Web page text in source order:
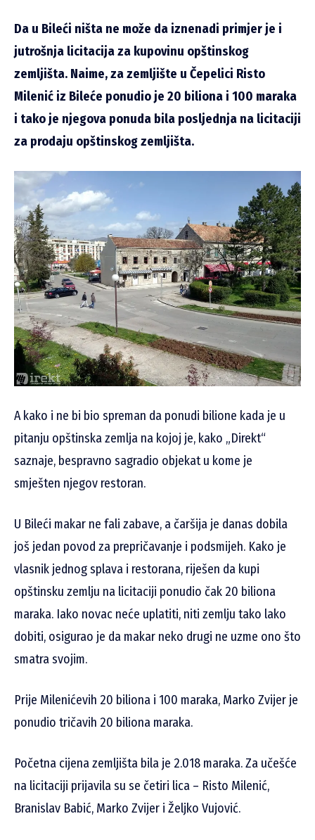
Da u Bileći ništa ne može da iznenadi primjer je i
jutrošnja licitacija za kupovinu opštinskog
zemljišta. Naime, za zemljište u Čepelici Risto
Milenić iz Bileće ponudio je 20 biliona i 100 maraka
i tako je njegova ponuda bila posljednja na licitaciji
za prodaju opštinskog zemljišta.
A kako i ne bi bio spreman da ponudi bilione kada je u
pitanju opštinska zemlja na kojoj je, kako „Direkt“
saznaje, bespravno sagradio objekat u kome je
smješten njegov restoran.
U Bileći makar ne fali zabave, a čaršija je danas dobila
još jedan povod za prepričavanje i podsmijeh. Kako je
vlasnik jednog splava i restorana, riješen da kupi
opštinsku zemlju na licitaciji ponudio čak 20 biliona
maraka. Iako novac neće uplatiti, niti zemlju tako lako
dobiti, osigurao je da makar neko drugi ne uzme ono što
smatra svojim.
Prije Milenićevih 20 biliona i 100 maraka, Marko Zvijer je
ponudio tričavih 20 biliona maraka.
Početna cijena zemljišta bila je 2.018 maraka. Za učešće
na licitaciji prijavila su se četiri lica – Risto Milenić,
Branislav Babić, Marko Zvijer i Željko Vujović.